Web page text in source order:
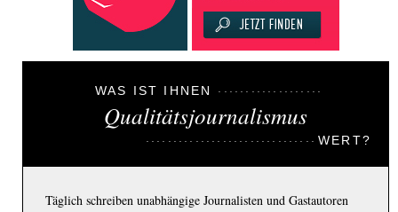
WAS IST IHNEN
Qualitätsjournalismus
WERT?
Täglich schreiben unabhängige Journalisten und Gastautoren